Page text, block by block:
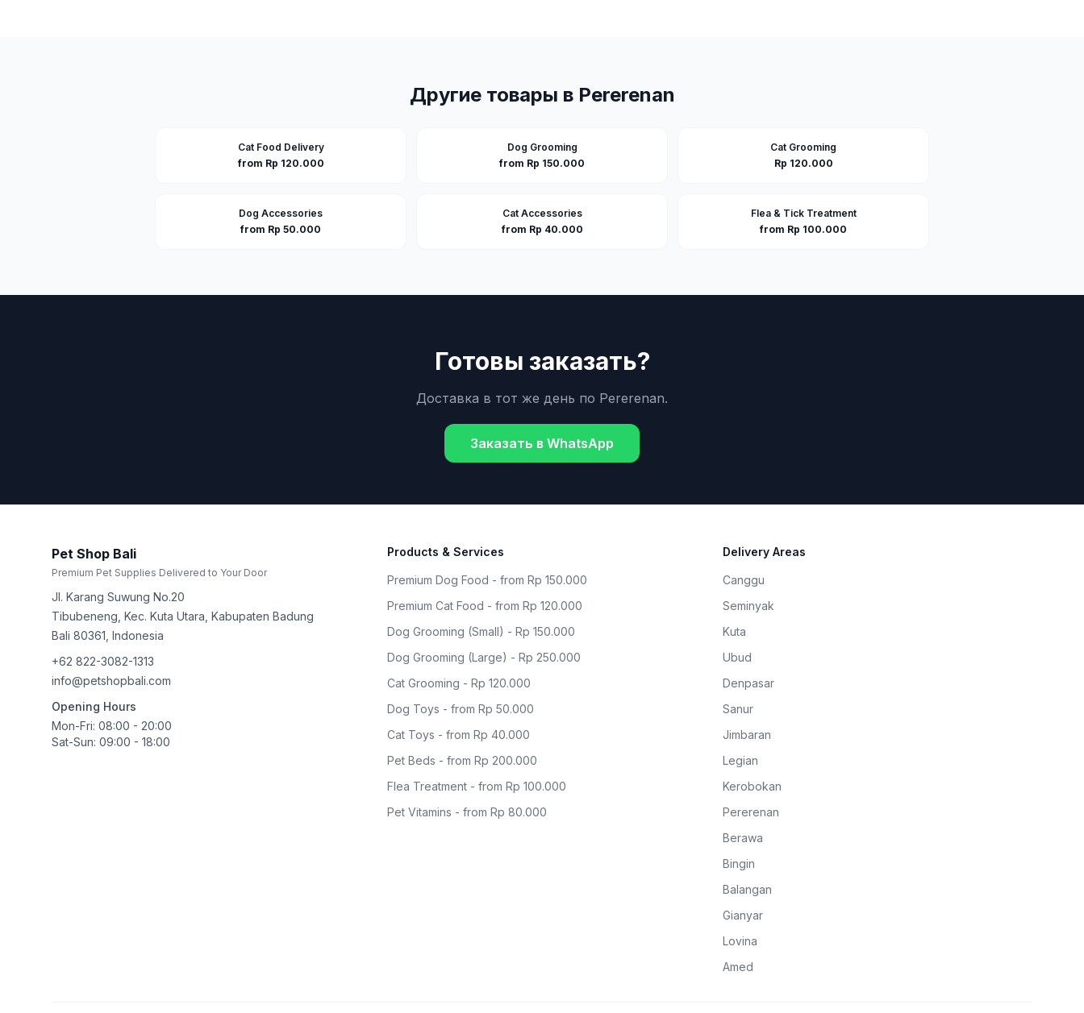
Другие товары в Pererenan
Cat Food Delivery
from Rp 120.000
Dog Grooming
from Rp 150.000
Cat Grooming
Rp 120.000
Dog Accessories
from Rp 50.000
Cat Accessories
from Rp 40.000
Flea & Tick Treatment
from Rp 100.000
Готовы заказать?
Доставка в тот же день по Pererenan.
Заказать в WhatsApp
Pet Shop Bali
Premium Pet Supplies Delivered to Your Door
Jl. Karang Suwung No.20
Tibubeneng, Kec. Kuta Utara, Kabupaten Badung
Bali 80361 Indonesia
+62 822-3082-1313
info@petshopbali.com
Opening Hours
Mon-Fri: 08:00 - 20:00
Sat-Sun: 09:00 - 18:00
Products & Services
Premium Dog Food - from Rp 150.000
Premium Cat Food - from Rp 120.000
Dog Grooming (Small) - Rp 150.000
Dog Grooming (Large) - Rp 250.000
Cat Grooming - Rp 120.000
Dog Toys - from Rp 50.000
Cat Toys - from Rp 40.000
Pet Beds - from Rp 200.000
Flea Treatment - from Rp 100.000
Pet Vitamins - from Rp 80.000
Delivery Areas
Canggu
Seminyak
Kuta
Ubud
Denpasar
Sanur
Jimbaran
Legian
Kerobokan
Pererenan
Berawa
Bingin
Balangan
Gianyar
Lovina
Amed